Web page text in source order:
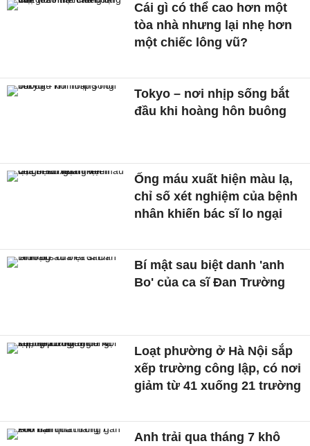
Cái gì có thể cao hơn một
tòa nhà nhưng lại nhẹ hơn
một chiếc lông vũ?
Tokyo – nơi nhịp sống bắt
đầu khi hoàng hôn buông
Ống máu xuất hiện màu lạ,
chỉ số xét nghiệm của bệnh
nhân khiến bác sĩ lo ngại
Bí mật sau biệt danh 'anh
Bo' của ca sĩ Đan Trường
Loạt phường ở Hà Nội sắp
xếp trường công lập, có nơi
giảm từ 41 xuống 21 trường
Anh trải qua tháng 7 khô